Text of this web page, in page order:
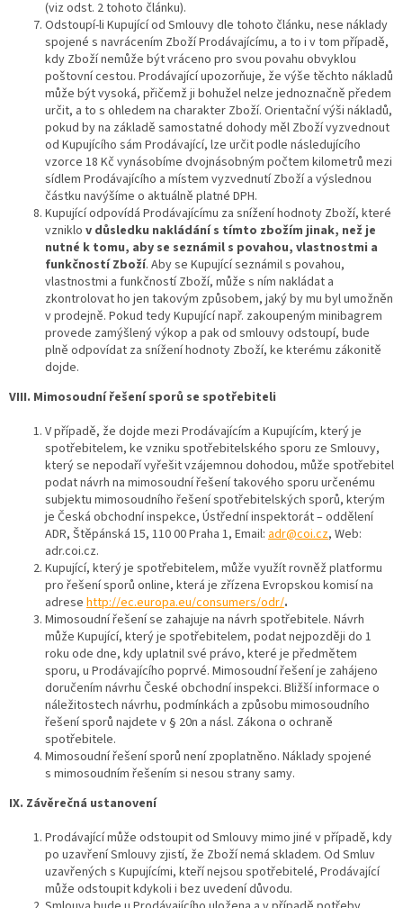
(viz odst. 2 tohoto článku).
Odstoupí-li Kupující od Smlouvy dle tohoto článku, nese náklady
spojené s navrácením Zboží Prodávajícímu, a to i v tom případě,
kdy Zboží nemůže být vráceno pro svou povahu obvyklou
poštovní cestou. Prodávající upozorňuje, že výše těchto nákladů
může být vysoká, přičemž ji bohužel nelze jednoznačně předem
určit, a to s ohledem na charakter Zboží. Orientační výši nákladů,
pokud by na základě samostatné dohody měl Zboží vyzvednout
od Kupujícího sám Prodávající, lze určit podle následujícího
vzorce 18 Kč vynásobíme dvojnásobným počtem kilometrů mezi
sídlem Prodávajícího a místem vyzvednutí Zboží a výslednou
částku navýšíme o aktuálně platné DPH.
Kupující odpovídá Prodávajícímu za snížení hodnoty Zboží, které
vzniklo v důsledku nakládání s tímto zbožím jinak, než je
nutné k tomu, aby se seznámil s povahou, vlastnostmi a
funkčností Zboží. Aby se Kupující seznámil s povahou,
vlastnostmi a funkčností Zboží, může s ním nakládat a
zkontrolovat ho jen takovým způsobem, jaký by mu byl umožněn
v prodejně. Pokud tedy Kupující např. zakoupeným minibagrem
provede zamýšlený výkop a pak od smlouvy odstoupí, bude
plně odpovídat za snížení hodnoty Zboží, ke kterému zákonitě
dojde.
VIII. Mimosoudní řešení sporů se spotřebiteli
V případě, že dojde mezi Prodávajícím a Kupujícím, který je
spotřebitelem, ke vzniku spotřebitelského sporu ze Smlouvy,
který se nepodaří vyřešit vzájemnou dohodou, může spotřebitel
podat návrh na mimosoudní řešení takového sporu určenému
subjektu mimosoudního řešení spotřebitelských sporů, kterým
je Česká obchodní inspekce, Ústřední inspektorát – oddělení
ADR, Štěpánská 15, 110 00 Praha 1, Email: adr@coi.cz, Web:
adr.coi.cz.
Kupující, který je spotřebitelem, může využít rovněž platformu
pro řešení sporů online, která je zřízena Evropskou komisí na
adrese http://ec.europa.eu/consumers/odr/.
Mimosoudní řešení se zahajuje na návrh spotřebitele. Návrh
může Kupující, který je spotřebitelem, podat nejpozději do 1
roku ode dne, kdy uplatnil své právo, které je předmětem
sporu, u Prodávajícího poprvé. Mimosoudní řešení je zahájeno
doručením návrhu České obchodní inspekci. Bližší informace o
náležitostech návrhu, podmínkách a způsobu mimosoudního
řešení sporů najdete v § 20n a násl. Zákona o ochraně
spotřebitele.
Mimosoudní řešení sporů není zpoplatněno. Náklady spojené
s mimosoudním řešením si nesou strany samy.
IX. Závěrečná ustanovení
Prodávající může odstoupit od Smlouvy mimo jiné v případě, kdy
po uzavření Smlouvy zjistí, že Zboží nemá skladem. Od Smluv
uzavřených s Kupujícími, kteří nejsou spotřebitelé, Prodávající
může odstoupit kdykoli i bez uvedení důvodu.